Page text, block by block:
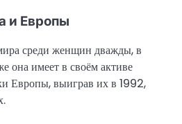
и Европы
среди женщин дважды, в
она имеет в своём активе
Европы, выиграв их в 1992,